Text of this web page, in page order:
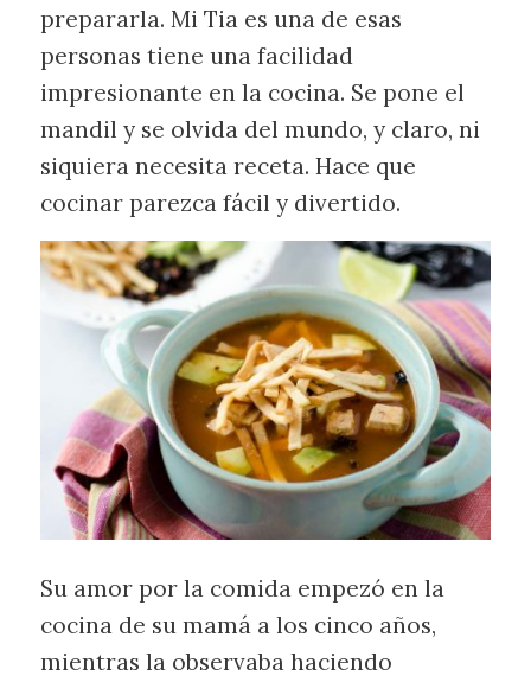
prepararla. Mi Tia es una de esas
personas tiene una facilidad
impresionante en la cocina. Se pone el
mandil y se olvida del mundo, y claro, ni
siquiera necesita receta. Hace que
cocinar parezca fácil y divertido.
Su amor por la comida empezó en la
cocina de su mamá a los cinco años,
mientras la observaba haciendo